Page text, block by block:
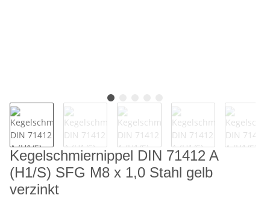
Kegelschmiernippel DIN 71412 A
(H1/S) SFG M8 x 1,0 Stahl gelb
verzinkt